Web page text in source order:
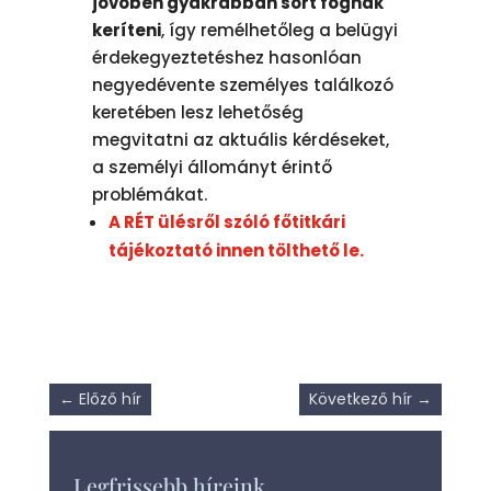
keríteni, így remélhetőleg a belügyi
érdekegyeztetéshez hasonlóan
negyedévente személyes találkozó
keretében lesz lehetőség
megvitatni az aktuális kérdéseket,
a személyi állományt érintő
problémákat.
A RÉT ülésről szóló főtitkári
tájékoztató innen tölthető le.
← Előző hír Következő hír →
Legfrissebb híreink